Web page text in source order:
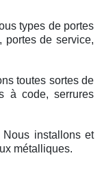
types de portes
portes de service,
toutes sortes de
à code, serrures
Nous installons et
métalliques.